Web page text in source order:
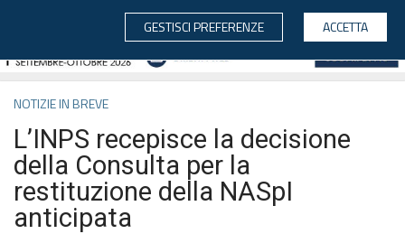
CERCA
NOTIZIE IN BREVE
L’INPS recepisce la decisione
della Consulta per la
restituzione della NASpI
anticipata
GESTISCI PREFERENZE
ACCETTA